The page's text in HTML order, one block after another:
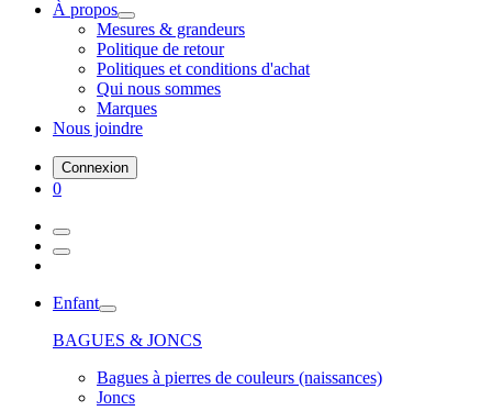
À propos
Mesures & grandeurs
Politique de retour
Politiques et conditions d'achat
Qui nous sommes
Marques
Nous joindre
Connexion
0
Enfant
BAGUES & JONCS
Bagues à pierres de couleurs (naissances)
Joncs